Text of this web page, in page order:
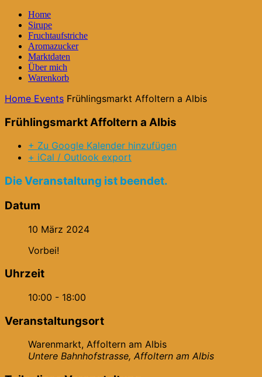
Home
Sirupe
Fruchtaufstriche
Aromazucker
Marktdaten
Über mich
Warenkorb
Home Events Frühlingsmarkt Affoltern a Albis
Frühlingsmarkt Affoltern a Albis
+ Zu Google Kalender hinzufügen
+ iCal / Outlook export
Die Veranstaltung ist beendet.
Datum
10 März 2024
Vorbei!
Uhrzeit
10:00 - 18:00
Veranstaltungsort
Warenmarkt, Affoltern am Albis
Untere Bahnhofstrasse, Affoltern am Albis